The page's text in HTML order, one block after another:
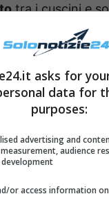
tra i cuscini e
il viso. Nei
subito gli
i messaggi di
asks for
data for
purposes:
advertising and
audience
development
or access information